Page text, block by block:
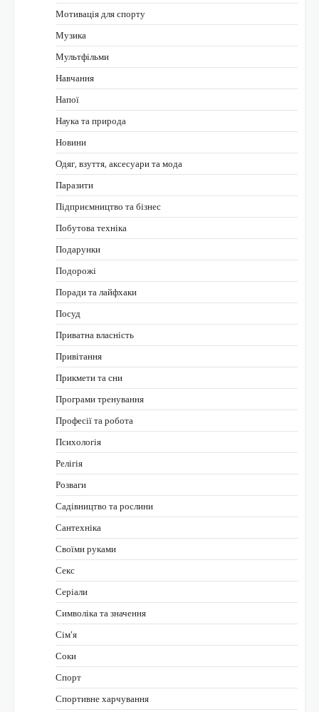
Мотивація для спорту
Музика
Мультфільми
Навчання
Напої
Наука та природа
Новини
Одяг, взуття, аксесуари та мода
Паразити
Підприємництво та бізнес
Побутова техніка
Подарунки
Подорожі
Поради та лайфхаки
Посуд
Приватна власність
Привітання
Прикмети та сни
Програми тренування
Професії та робота
Психологія
Релігія
Розваги
Садівництво та рослини
Сантехніка
Своїми руками
Секс
Серіали
Символіка та значення
Сім’я
Соки
Спорт
Спортивне харчування